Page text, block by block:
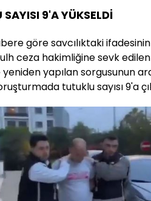
SAYISI 9'A YÜKSELDİ
göre savcılıktaki
ceza hakimliğine sevk edilen
yapılan sorgusunun
tutuklu sayısı 9'a